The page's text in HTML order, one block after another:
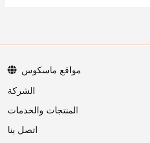
اتصل بنا
مواقع ماسكوس